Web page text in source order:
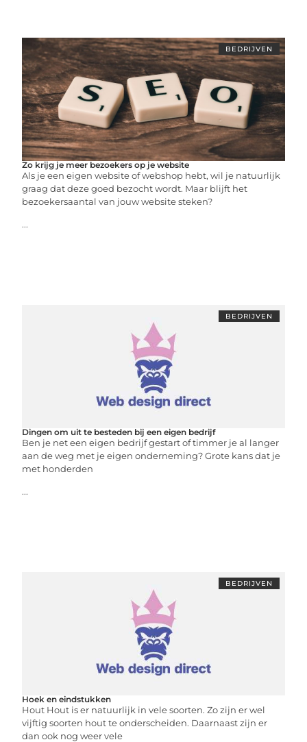
BEDRIJVEN
Zo krijg je meer bezoekers op je website
Als je een eigen website of webshop hebt, wil je natuurlijk
graag dat deze goed bezocht wordt. Maar blijft het
bezoekersaantal van jouw website steken?
...
BEDRIJVEN
Dingen om uit te besteden bij een eigen bedrijf
Ben je net een eigen bedrijf gestart of timmer je al langer
aan de weg met je eigen onderneming? Grote kans dat je
met honderden
...
BEDRIJVEN
Hoek en eindstukken
Hout Hout is er natuurlijk in vele soorten. Zo zijn er wel
vijftig soorten hout te onderscheiden. Daarnaast zijn er
dan ook nog weer vele